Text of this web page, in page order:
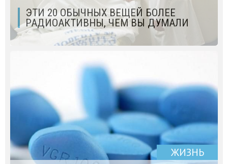
ЭТИ 20 ОБЫЧНЫХ ВЕЩЕЙ БОЛЕЕ
РАДИОАКТИВНЫ, ЧЕМ ВЫ ДУМАЛИ
ЖИЗНЬ